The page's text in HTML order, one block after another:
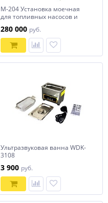
М-204 Установка моечная
для топливных насосов и
280 000 руб.
Ультразвуковая ванна WDK-
3108
3 900 руб.